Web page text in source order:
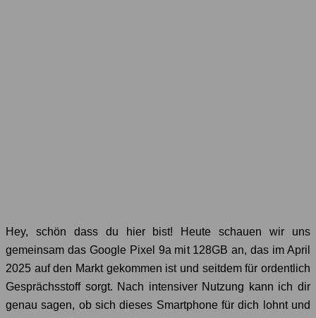
Hey, schön dass du hier bist! Heute schauen wir uns
gemeinsam das Google Pixel 9a mit 128GB an, das im April
2025 auf den Markt gekommen ist und seitdem für ordentlich
Gesprächsstoff sorgt. Nach intensiver Nutzung kann ich dir
genau sagen, ob sich dieses Smartphone für dich lohnt und